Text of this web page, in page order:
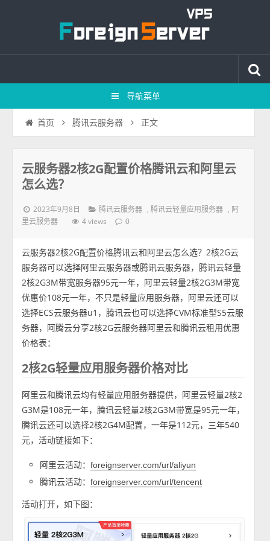
导航菜单
首页 腾讯云服务器 正文
云服务器2核2G配置价格腾讯云和阿里云
怎么选？
2023年9月8日 腾讯云服务器 , 腾讯云轻量应用服务器 , 阿
里云服务器
4 views 0
云服务器2核2G配置价格腾讯云和阿里云怎么选？2核2G云
服务器可以选择阿里云服务器或腾讯云服务器，腾讯云轻量
2核2G3M带宽服务器95元一年，阿里云轻量2核2G3M带宽
优惠价108元一年，不只是轻量应用服务器，阿里云还可以
选择ECS云服务器u1，腾讯云也可以选择CVM标准型S5云服
务器，阿腾云分享2核2G云服务器阿里云和腾讯云租用优惠
价格表：
2核2G轻量应用服务器价格对比
阿里云和腾讯云均有轻量应用服务器提供，阿里云轻量2核2
G3M是108元一年，腾讯云轻量2核2G3M带宽是95元一年，
腾讯云还可以选择2核2G4M配置，一年是112元，三年540
元，活动链接如下：
阿里云活动：foreignserver.com/url/aliyun
腾讯云活动：foreignserver.com/url/tencent
活动打开，如下图：